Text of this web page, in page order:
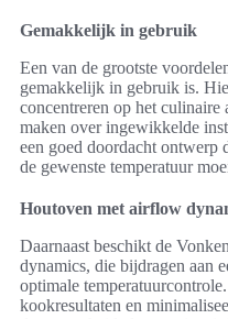
Gemakkelijk in gebruik
Een van de grootste
gemakkelijk in gebruik is.
concentreren op het
maken over ingewikkelde
een goed doordacht ontwerp
de gewenste temperatuur
Houtoven met airflow
Daarnaast beschikt de
dynamics, die bijdragen aan
optimale
kookresultaten en